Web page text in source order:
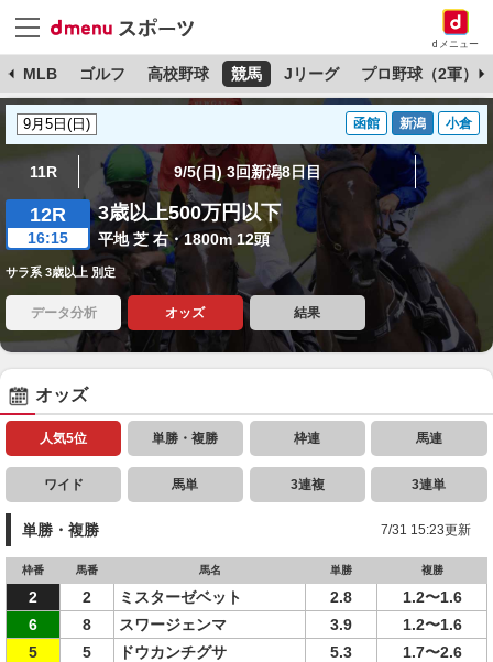
dメニュー
MLB ゴルフ 高校野球 競馬 Jリーグ プロ野球（2軍）
函館 新潟 小倉
11R 9/5(日) 3回新潟8日目
12R
16:15
3歳以上500万円以下
平地 芝 右・1800m 12頭
サラ系 3歳以上 別定
データ分析 オッズ 結果
オッズ
人気5位 単勝・複勝 枠連 馬連
ワイド 馬単 3連複 3連単
単勝・複勝 7/31 15:23更新
枠番 馬番 馬名 単勝 複勝
2 2 ミスターゼベット 2.8
1.2〜1.6
6
8 スワージェンマ 3.9
1.2〜1.6
5
5 ドウカンチグサ 5.3
1.7〜2.6